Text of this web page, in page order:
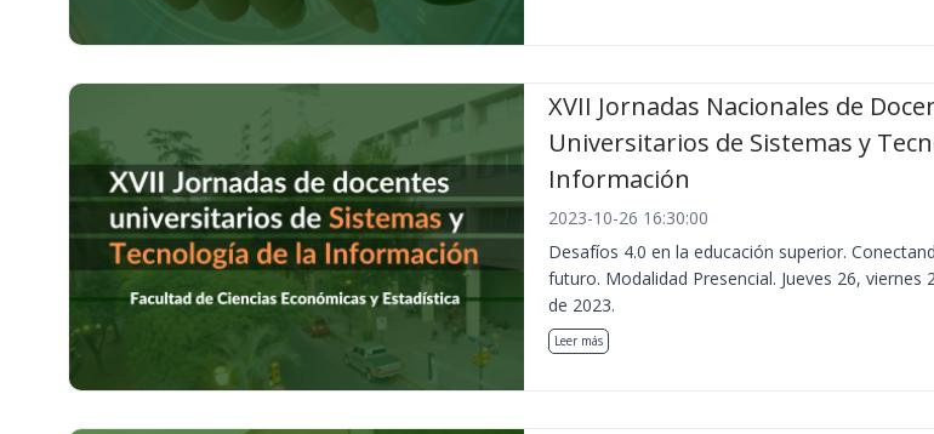
XVII Jornadas Nacionales de
Universitarios de Sistemas y
Información
2023-10-26 16:30:00
Desafíos 4.0 en la educación superior.
futuro. Modalidad Presencial. Jueves 26, viernes
de 2023.
Leer más